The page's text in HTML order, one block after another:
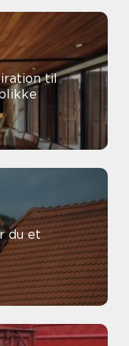
du et